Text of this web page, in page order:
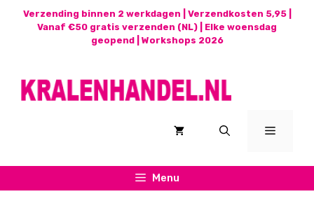
Verzending binnen 2 werkdagen | Verzendkosten 5,95 |
Vanaf €50 gratis verzenden (NL) | Elke woensdag
geopend | Workshops 2026
Menu
Menu